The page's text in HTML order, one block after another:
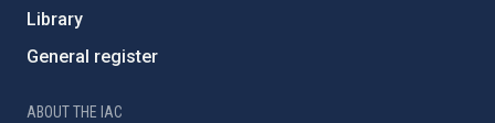
Library
General register
ABOUT THE IAC